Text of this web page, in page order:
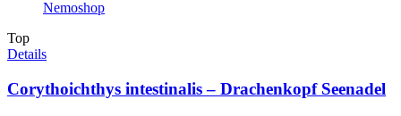
Top
Details
Corythoichthys intestinalis – Drachenkopf Seenadel